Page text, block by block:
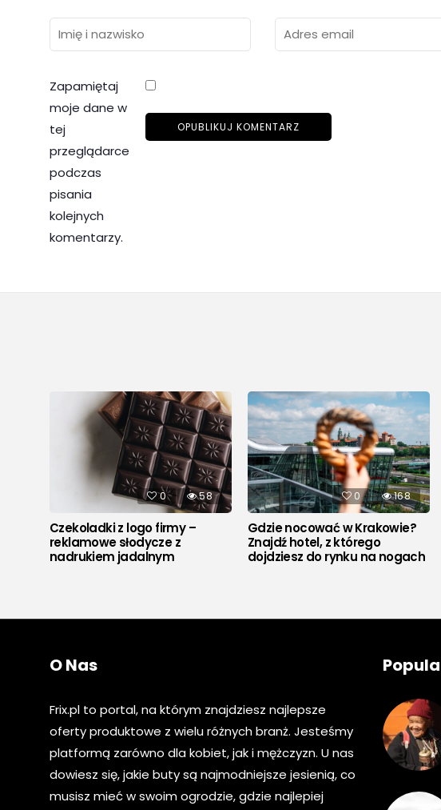
Zapamiętaj
moje dane w
tej
przeglądarce
podczas
pisania
kolejnych
komentarzy.
0 58
Czekoladki z logo firmy –
reklamowe słodycze z
nadrukiem jadalnym
0 168
Gdzie nocować w Krakowie?
Znajdź hotel, z którego
dojdziesz do rynku na nogach
O Nas
Frix.pl to portal, na którym znajdziesz najlepsze
oferty produktowe z wielu różnych branż. Jesteśmy
platformą zarówno dla kobiet, jak i mężczyzn. U nas
dowiesz się, jakie buty są najmodniejsze jesienią, co
musisz mieć w swoim ogrodzie, gdzie najlepiej